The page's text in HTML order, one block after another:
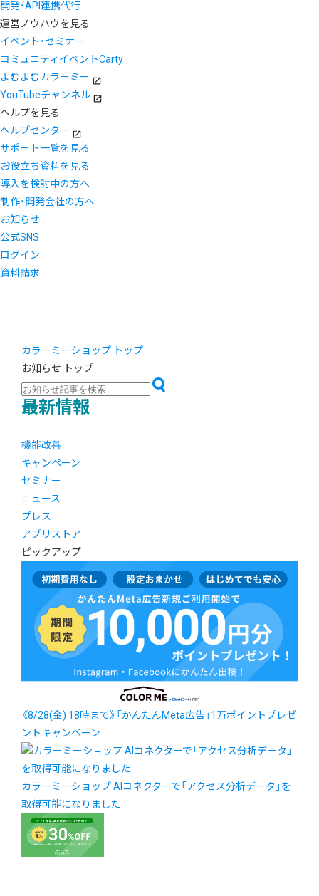
開発・API連携代行
運営ノウハウを見る
イベント・セミナー
コミュニティイベントCarty
よむよむカラーミー
YouTubeチャンネル
ヘルプを見る
ヘルプセンター
サポート一覧を見る
お役立ち資料を見る
導入を検討中の方へ
制作・開発会社の方へ
お知らせ
公式SNS
ログイン
資料請求
カラーミーショップ トップ
お知らせ トップ
最新情報
機能改善
キャンペーン
セミナー
ニュース
プレス
アプリストア
ピックアップ
《8/28(金) 18時まで》「かんたんMeta広告」1万ポイントプレゼ
ントキャンペーン
カラーミーショップ AIコネクターで「アクセス分析データ」を
取得可能になりました